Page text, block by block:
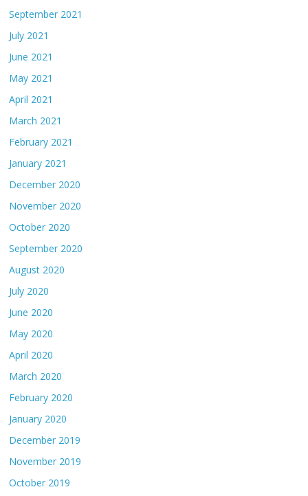
September 2021
July 2021
June 2021
May 2021
April 2021
March 2021
February 2021
January 2021
December 2020
November 2020
October 2020
September 2020
August 2020
July 2020
June 2020
May 2020
April 2020
March 2020
February 2020
January 2020
December 2019
November 2019
October 2019